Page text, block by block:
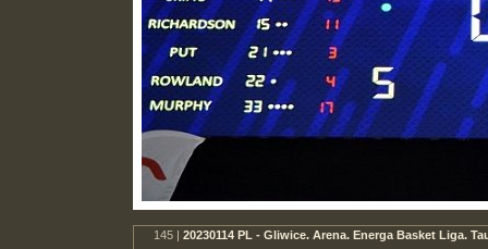
145 | 20230114 PL - Gliwice. Arena. Energa Basket Liga.